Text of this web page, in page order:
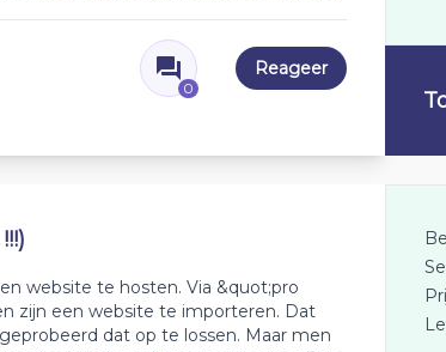
0
Reageer
website te hosten. Via &quot;pro
zijn een website te importeren. Dat
dat op te lossen. Maar men